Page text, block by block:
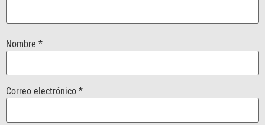
Nombre *
Correo electrónico *